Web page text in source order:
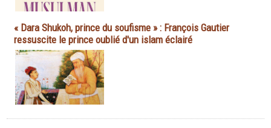
« Dara Shukoh, prince du soufisme » : François Gautier
ressuscite le prince oublié d'un islam éclairé